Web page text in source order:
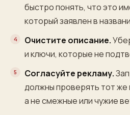
быстро понять, что это
который заявлен в
Очистите описание.
и ключи, которые не
Согласуйте рекламу.
должны проверять тот же
а не смежные или чужие